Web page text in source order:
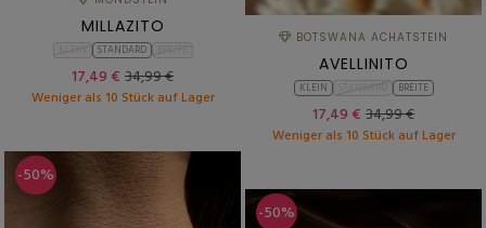
MILLAZITO
STANDARD
17,49 € 34,99 €
Weniger als 10 Stück auf Lager
BOTSWANA ACHATSTEIN
AVELLINITO
KLEIN BREITE
17,49 € 34,99 €
Weniger als 10 Stück auf Lager
-50%
-50%